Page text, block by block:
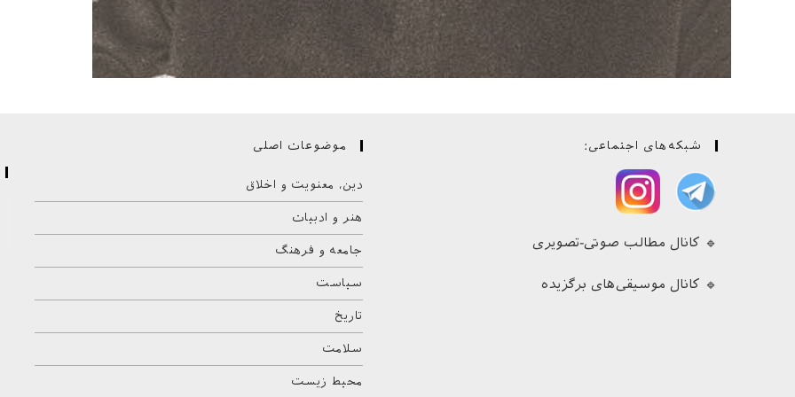
شبکه‌های اجتماعی:
🔹 کانال مطالب صوتی-تصویری
🔹 کانال موسیقی‌های برگزیده
موضوعات اصلی
دین، معنویت و اخلاق
هنر و ادبیات
جامعه و فرهنگ
سیاست
تاریخ
سلامت
محیط زیست